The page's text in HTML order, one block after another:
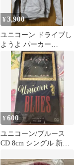
¥3,900
ユニコーン ドライブし
ようよ パーカー
UNICORN トレーナー
¥600
ユニコーン/ブルース
CD 8cm シングル 新品